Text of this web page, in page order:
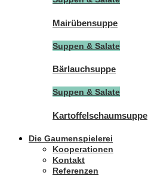
Mairübensuppe
Suppen & Salate
Bärlauchsuppe
Suppen & Salate
Kartoffelschaumsuppe
Die Gaumenspielerei
Kooperationen
Kontakt
Referenzen